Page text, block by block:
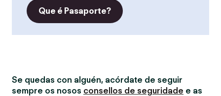
Que é Pasaporte?
Se quedas con alguén, acórdate de seguir
sempre os nosos consellos de seguridade e as